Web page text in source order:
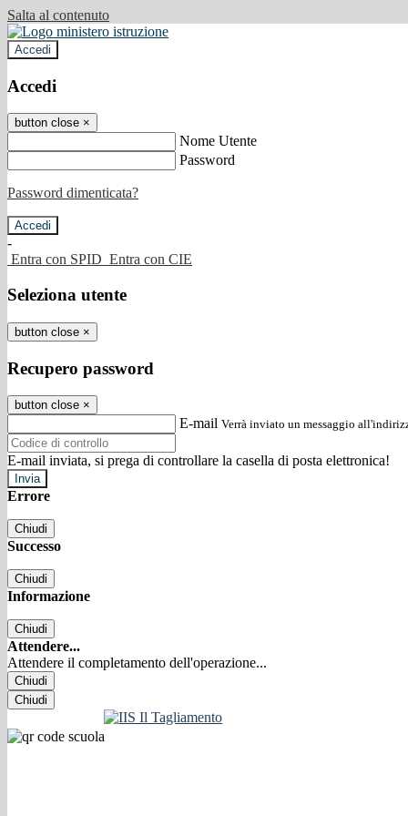
Salta al contenuto
Accedi
Accedi
button close ×
Nome Utente
Password
Password dimenticata?
-
Entra con SPID Entra con CIE
Seleziona utente
button close ×
Recupero password
button close ×
E-mail Verrà inviato un messaggio
E-mail inviata, si prega di controllare la casella di posta elettronica!
Errore
Chiudi
Successo
Chiudi
Informazione
Chiudi
Attendere...
Attendere il completamento dell'operazione...
Chiudi
Chiudi